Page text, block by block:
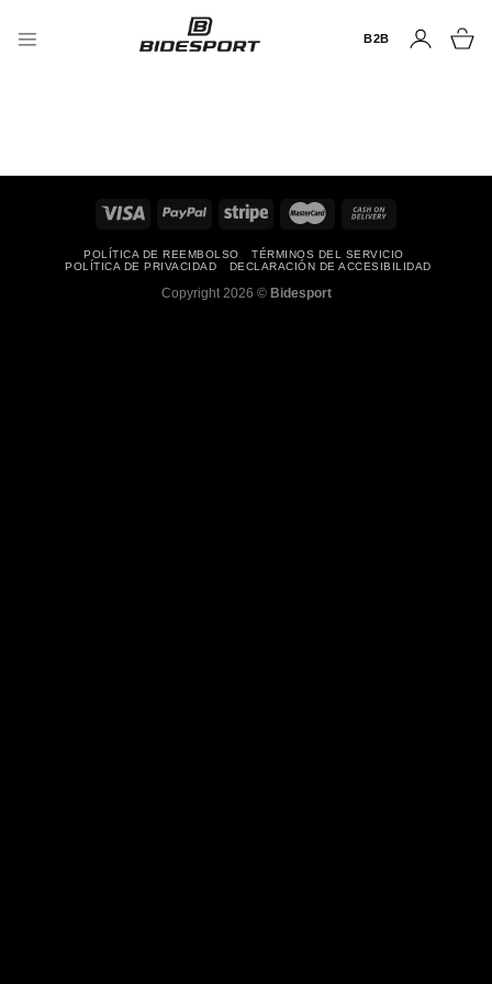
B2B
POLÍTICA DE REEMBOLSO
TÉRMINOS DEL SERVICIO
POLÍTICA DE PRIVACIDAD
DECLARACIÓN DE ACCESIBILIDAD
Copyright 2026 © Bidesport